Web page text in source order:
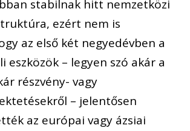
stabilnak hitt nemzetközi
ezért nem is
az első két negyedévben a
eszközök – legyen szó akár a
részvény- vagy
– jelentősen
az európai vagy ázsiai